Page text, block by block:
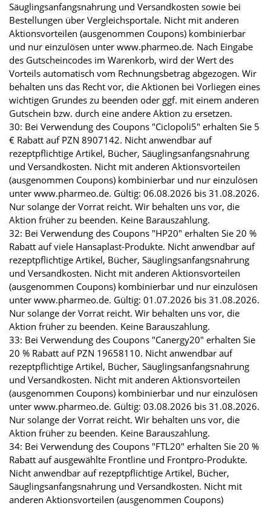
Säuglingsanfangsnahrung und Versandkosten sowie bei
Bestellungen über Vergleichsportale. Nicht mit anderen
Aktionsvorteilen (ausgenommen Coupons) kombinierbar
und nur einzulösen unter www.pharmeo.de. Nach Eingabe
des Gutscheincodes im Warenkorb, wird der Wert des
Vorteils automatisch vom Rechnungsbetrag abgezogen. Wir
behalten uns das Recht vor, die Aktionen bei Vorliegen eines
wichtigen Grundes zu beenden oder ggf. mit einem anderen
Gutschein bzw. durch eine andere Aktion zu ersetzen.
30: Bei Verwendung des Coupons "Ciclopoli5" erhalten Sie 5
€ Rabatt auf PZN 8907142. Nicht anwendbar auf
rezeptpflichtige Artikel, Bücher, Säuglingsanfangsnahrung
und Versandkosten. Nicht mit anderen Aktionsvorteilen
(ausgenommen Coupons) kombinierbar und nur einzulösen
unter www.pharmeo.de. Gültig: 06.08.2026 bis 31.08.2026.
Nur solange der Vorrat reicht. Wir behalten uns vor, die
Aktion früher zu beenden. Keine Barauszahlung.
32: Bei Verwendung des Coupons "HP20" erhalten Sie 20 %
Rabatt auf viele Hansaplast-Produkte. Nicht anwendbar auf
rezeptpflichtige Artikel, Bücher, Säuglingsanfangsnahrung
und Versandkosten. Nicht mit anderen Aktionsvorteilen
(ausgenommen Coupons) kombinierbar und nur einzulösen
unter www.pharmeo.de. Gültig: 01.07.2026 bis 31.08.2026.
Nur solange der Vorrat reicht. Wir behalten uns vor, die
Aktion früher zu beenden. Keine Barauszahlung.
33: Bei Verwendung des Coupons "Canergy20" erhalten Sie
20 % Rabatt auf PZN 19658110. Nicht anwendbar auf
rezeptpflichtige Artikel, Bücher, Säuglingsanfangsnahrung
und Versandkosten. Nicht mit anderen Aktionsvorteilen
(ausgenommen Coupons) kombinierbar und nur einzulösen
unter www.pharmeo.de. Gültig: 03.08.2026 bis 31.08.2026.
Nur solange der Vorrat reicht. Wir behalten uns vor, die
Aktion früher zu beenden. Keine Barauszahlung.
34: Bei Verwendung des Coupons "FTL20" erhalten Sie 20 %
Rabatt auf ausgewählte Frontline und Frontpro-Produkte.
Nicht anwendbar auf rezeptpflichtige Artikel, Bücher,
Säuglingsanfangsnahrung und Versandkosten. Nicht mit
anderen Aktionsvorteilen (ausgenommen Coupons)